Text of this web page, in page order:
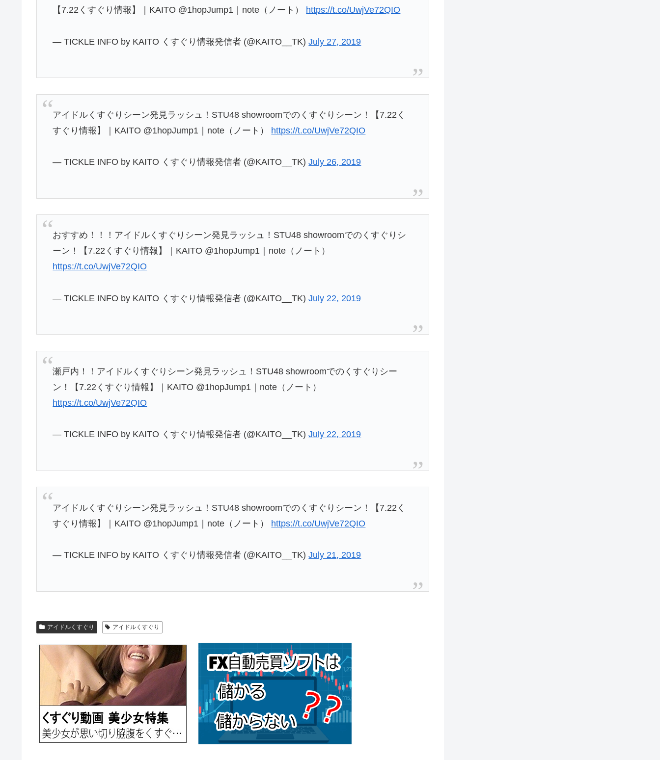
【7.22くすぐり情報】｜KAITO @1hopJump1｜note（ノート） https://t.co/UwjVe72QIO
— TICKLE INFO by KAITO くすぐり情報発信者 (@KAITO__TK)July 27, 2019
アイドルくすぐりシーン発見ラッシュ！STU48 showroomでのくすぐりシーン！【7.22く
すぐり情報】｜KAITO @1hopJump1｜note（ノート） https://t.co/UwjVe72QIO
— TICKLE INFO by KAITO くすぐり情報発信者 (@KAITO__TK)July 26, 2019
おすすめ！！！アイドルくすぐりシーン発見ラッシュ！STU48 showroomでのくすぐりシ
ーン！【7.22くすぐり情報】｜KAITO @1hopJump1｜note（ノート）
https://t.co/UwjVe72QIO
— TICKLE INFO by KAITO くすぐり情報発信者 (@KAITO__TK)July 22, 2019
瀬戸内！！アイドルくすぐりシーン発見ラッシュ！STU48 showroomでのくすぐりシー
ン！【7.22くすぐり情報】｜KAITO @1hopJump1｜note（ノート）
https://t.co/UwjVe72QIO
— TICKLE INFO by KAITO くすぐり情報発信者 (@KAITO__TK)July 22, 2019
アイドルくすぐりシーン発見ラッシュ！STU48 showroomでのくすぐりシーン！【7.22く
すぐり情報】｜KAITO @1hopJump1｜note（ノート） https://t.co/UwjVe72QIO
— TICKLE INFO by KAITO くすぐり情報発信者 (@KAITO__TK)July 21, 2019
アイドルくすぐり アイドルくすぐり